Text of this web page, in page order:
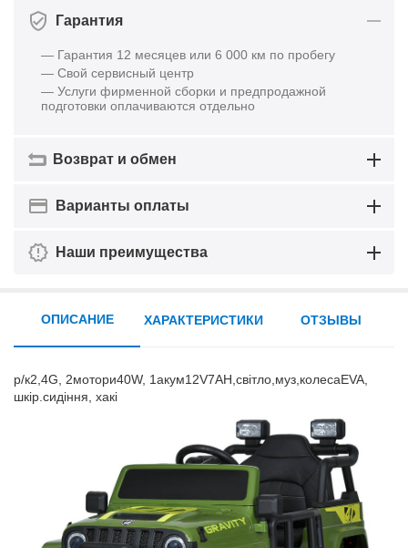
Гарантия
— Гарантия 12 месяцев или 6 000 км по пробегу
— Свой сервисный центр
— Услуги фирменной сборки и предпродажной
подготовки оплачиваются отдельно
Возврат и обмен
Варианты оплаты
Наши преимущества
ОПИСАНИЕ
р/к2,4G, 2мотори40W, 1акум12V7AH,світло,муз,колесаEVA,
шкір.сидіння, хакі
ХАРАКТЕРИСТИКИ ОТЗЫВЫ